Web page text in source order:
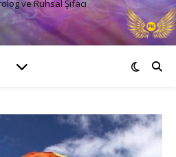
ve Ruhsal Şifacı